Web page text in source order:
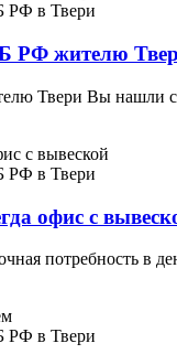
РФ в Твери
РФ жителю
Твери Вы нашли
РФ в Твери
офис с
потребность в
РФ в Твери